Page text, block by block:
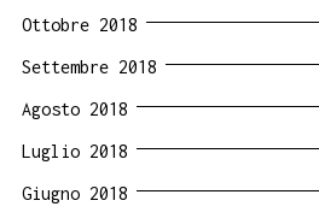
Ottobre 2018
Settembre 2018
Agosto 2018
Luglio 2018
Giugno 2018